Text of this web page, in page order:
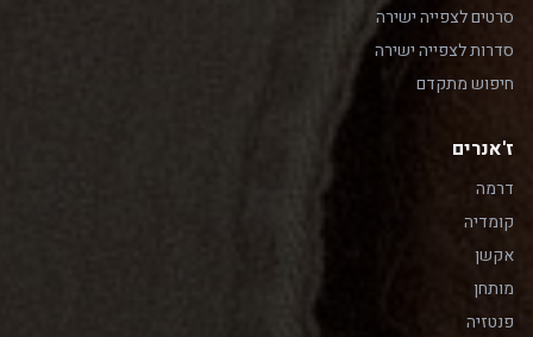
סרטים לצפייה ישירה
סדרות לצפייה ישירה
חיפוש מתקדם
ז'אנרים
דרמה
קומדיה
אקשן
מותחן
פנטזיה